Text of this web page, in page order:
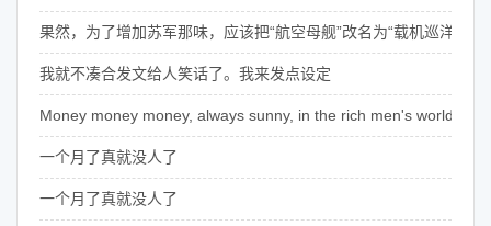
果然，为了增加苏军那味，应该把“航空母舰”改名为“载机巡洋舰”
我就不凑合发文给人笑话了。我来发点设定
Money money money, always sunny, in the rich men's world~
一个月了真就没人了
一个月了真就没人了